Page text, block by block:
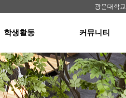
광운대학교
학생활동
스터디그룹
디그룹 자료실
공인회계사반
커뮤니티
공지사항
뉴스
동영상